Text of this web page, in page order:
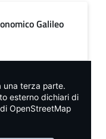
Galileo
una terza parte.
esterno dichiari di
OpenStreetMap